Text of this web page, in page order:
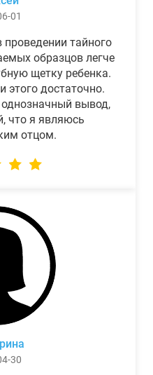
01
тайного
образцов легче
щетку ребенка.
этого достаточно.
вывод,
что я являюсь
отцом.
30